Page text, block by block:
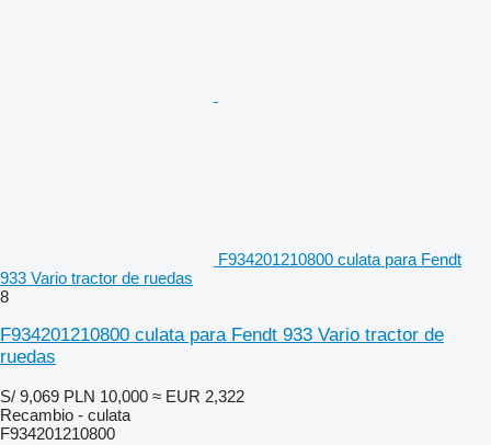
F934201210800 culata para Fendt
933 Vario tractor de ruedas
8
F934201210800 culata para Fendt 933 Vario tractor de
ruedas
S/ 9,069 PLN 10,000 ≈ EUR 2,322
Recambio - culata
F934201210800